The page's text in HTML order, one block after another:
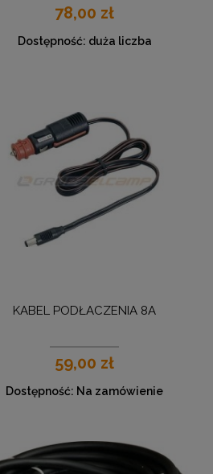
78,00 zł
Dostępność: duża liczba
KABEL PODŁACZENIA 8A
59,00 zł
Dostępność: Na zamówienie